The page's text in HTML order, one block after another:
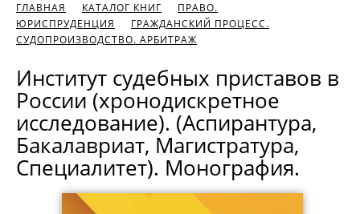
ГЛАВНАЯ КАТАЛОГ КНИГ
ПРАВО.
ЮРИСПРУДЕНЦИЯ
ГРАЖДАНСКИЙ ПРОЦЕСС.
СУДОПРОИЗВОДСТВО. АРБИТРАЖ
Институт судебных приставов в
России (хронодискретное
исследование). (Аспирантура,
Бакалавриат, Магистратура,
Специалитет). Монография.